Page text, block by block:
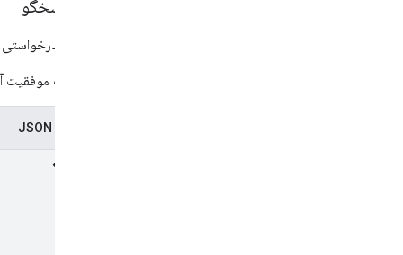
بدن پاسخگو
پاسخ به
در صورت موفقیت